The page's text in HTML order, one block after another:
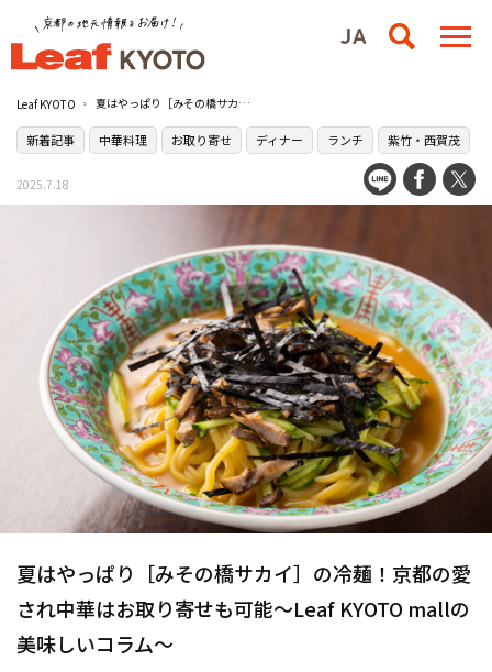
Leaf KYOTO 夏はやっぱり［みその橋サカイ］の冷麺！京都の愛され中華はお取り寄せも可能〜Leaf KYOTO mallの美味しいコラム〜
新着記事 中華料理 お取り寄せ ディナー ランチ 紫竹・西賀茂
2025.7.18
夏はやっぱり［みその橋サカイ］の冷麺！京都の愛
され中華はお取り寄せも可能〜Leaf KYOTO mallの
美味しいコラム〜